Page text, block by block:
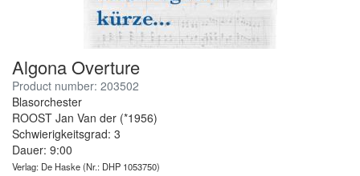
Algona Overture
Product number: 203502
Blasorchester
ROOST Jan Van der (*1956)
Schwierigkeitsgrad: 3
Dauer: 9:00
Verlag: De Haske(Nr.: DHP 1053750)